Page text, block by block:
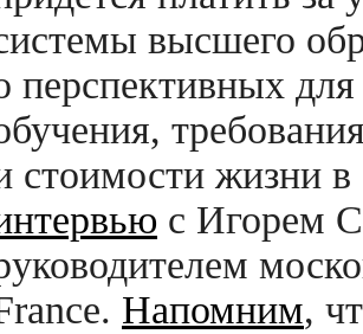
высшего
перспективных
стоимости жизни в
с Игорем
Напомним,